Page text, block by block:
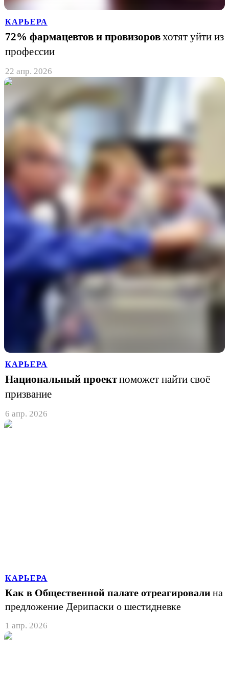
КАРЬЕРА
72% фармацевтов и провизоровхотят уйти из
профессии
22 апр. 2026
КАРЬЕРА
Национальный проектпоможет найти своё
призвание
6 апр. 2026
КАРЬЕРА
Как в Общественной палате отреагировали на
предложение Дерипаски о шестидневке
1 апр. 2026